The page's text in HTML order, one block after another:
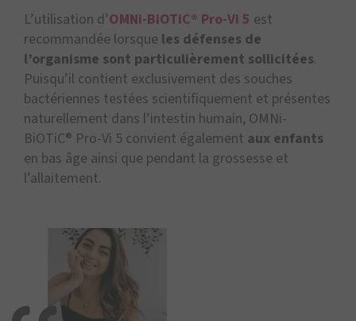
L’utilisation d’OMNi-BiOTiC® Pro-Vi 5 est
recommandée lorsque les défenses de
l’organisme sont particulièrement sollicitées.
Puisqu’il contient exclusivement des souches
bactériennes testées scientifiquement et présentes
naturellement dans l’intestin humain, OMNi-
BiOTiC® Pro-Vi 5 convient également aux enfants
en bas âge ainsi que pendant la grossesse et
l’allaitement.